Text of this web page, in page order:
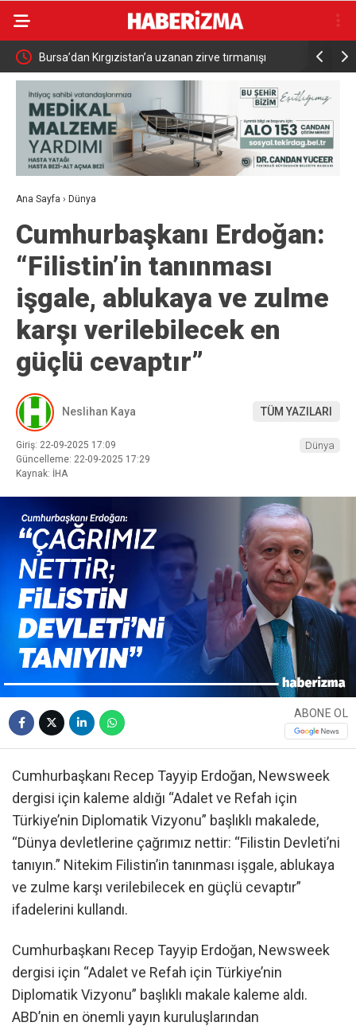
Bursa’dan Kırgızistan’a uzanan zirve tırmanışı
Ana Sayfa › Dünya
Cumhurbaşkanı Erdoğan:
“Filistin’in tanınması
işgale, ablukaya ve zulme
karşı verilebilecek en
güçlü cevaptır”
Neslihan Kaya TÜM YAZILARI
Giriş: 22-09-2025 17:09
Güncelleme: 22-09-2025 17:29
Kaynak: İHA
Dünya
ABONE OL
Cumhurbaşkanı Recep Tayyip Erdoğan, Newsweek
dergisi için kaleme aldığı “Adalet ve Refah için
Türkiye’nin Diplomatik Vizyonu” başlıklı makalede,
“Dünya devletlerine çağrımız nettir: “Filistin Devleti’ni
tanıyın.” Nitekim Filistin’in tanınması işgale, ablukaya
ve zulme karşı verilebilecek en güçlü cevaptır”
ifadelerini kullandı.
Cumhurbaşkanı Recep Tayyip Erdoğan, Newsweek
dergisi için “Adalet ve Refah için Türkiye’nin
Diplomatik Vizyonu” başlıklı makale kaleme aldı.
ABD’nin en önemli yayın kuruluşlarından